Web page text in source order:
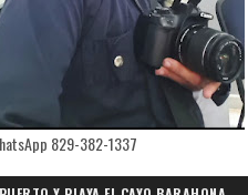
829-382-1337